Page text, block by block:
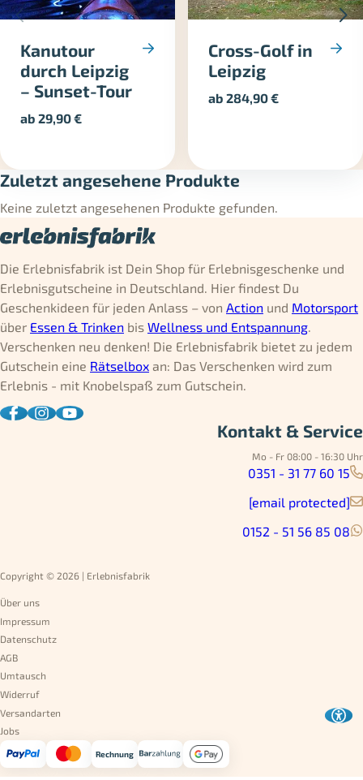
Kanutour
durch Leipzig
– Sunset-Tour
ab29,90€
Cross-Golf in
Leipzig
ab284,90€
Zuletzt angesehene Produkte
Keine zuletzt angesehenen Produkte gefunden.
Die Erlebnisfabrik ist Dein Shop für Erlebnisgeschenke und
Erlebnisgutscheine in Deutschland. Hier findest Du
Geschenkideen für jeden Anlass – von Action und Motorsport
über Essen & Trinken bis Wellness und Entspannung.
Verschenken neu denken! Die Erlebnisfabrik bietet zu jedem
Gutschein eine Rätselbox an: Das Verschenken wird zum
Erlebnis - mit Knobelspaß zum Gutschein.
Kontakt & Service
Mo - Fr 08:00 - 16:30 Uhr
0351 - 31 77 60 15
[email protected]
0152 - 51 56 85 08
Copyright © 2026 | Erlebnisfabrik
Über uns
Impressum
Datenschutz
AGB
Umtausch
Widerruf
Versandarten
Jobs
Rechnung